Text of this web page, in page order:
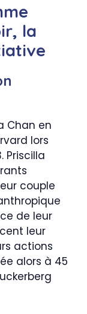
la
Chan en
lors
Priscilla
couple
de leur
leur
actions
alors à 45